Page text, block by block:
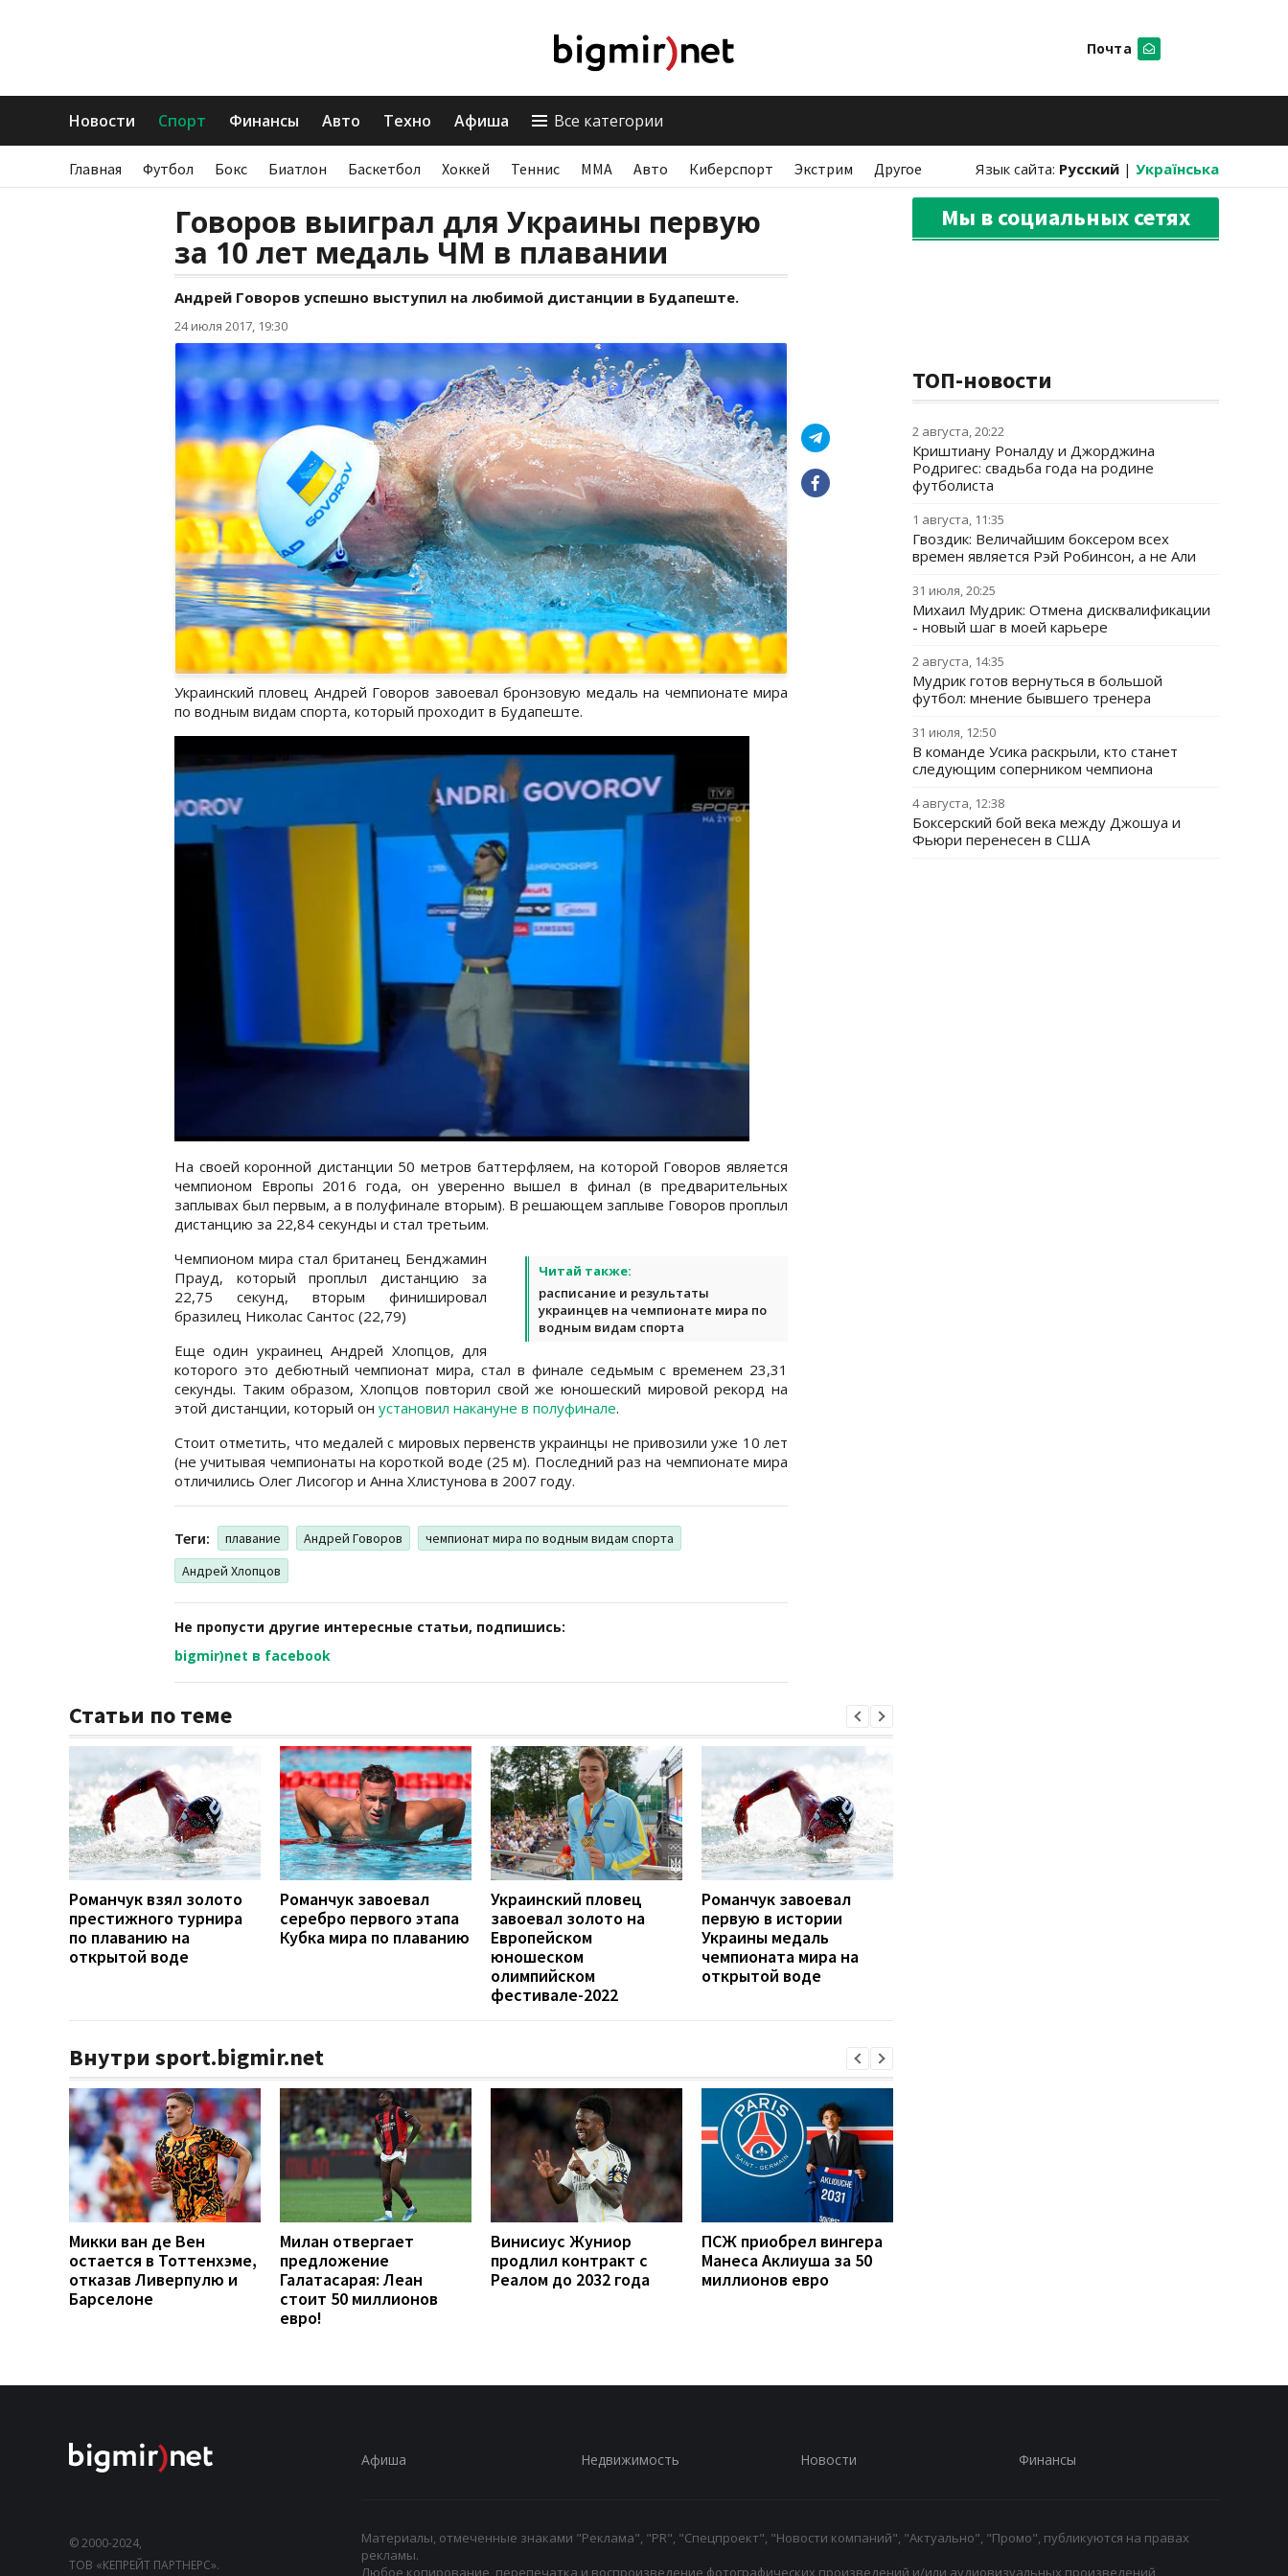
Почта
Новости Спорт Финансы Авто Техно Афиша Все категории
Главная Футбол Бокс Биатлон Баскетбол Хоккей Теннис ММА Авто Киберспорт Экстрим Другое Язык сайта: Русский | Українська
Говоров выиграл для Украины первую
за 10 лет медаль ЧМ в плавании
Андрей Говоров успешно выступил на любимой дистанции в Будапеште.
24 июля 2017, 19:30
Украинский пловец Андрей Говоров завоевал бронзовую медаль на чемпионате мира
по водным видам спорта, который проходит в Будапеште.
На своей коронной дистанции 50 метров баттерфляем, на которой Говоров является
чемпионом Европы 2016 года, он уверенно вышел в финал (в предварительных
заплывах был первым, а в полуфинале вторым). В решающем заплыве Говоров проплыл
дистанцию за 22,84 секунды и стал третьим.
Читай также:
расписание и результаты
украинцев на чемпионате мира по
водным видам спорта
Чемпионом мира стал британец Бенджамин
Прауд, который проплыл дистанцию за
22,75 секунд, вторым финишировал
бразилец Николас Сантос (22,79)
Еще один украинец Андрей Хлопцов, для
которого это дебютный чемпионат мира, стал в финале седьмым с временем 23,31
секунды. Таким образом, Хлопцов повторил свой же юношеский мировой рекорд на
этой дистанции, который он установил накануне в полуфинале.
Стоит отметить, что медалей с мировых первенств украинцы не привозили уже 10 лет
(не учитывая чемпионаты на короткой воде (25 м). Последний раз на чемпионате мира
отличились Олег Лисогор и Анна Хлистунова в 2007 году.
Теги: плавание Андрей Говоров
чемпионат мира по водным видам спорта
Андрей Хлопцов
Не пропусти другие интересные статьи, подпишись:
bigmir)net в facebook
Статьи по теме
Романчук взял золото
престижного турнира
по плаванию на
открытой воде
Романчук завоевал
серебро первого этапа
Кубка мира по плаванию
Украинский пловец
завоевал золото на
Европейском
юношеском
олимпийском
фестивале-2022
Романчук завоевал
первую в истории
Украины медаль
чемпионата мира на
открытой воде
Внутри sport.bigmir.net
Микки ван де Вен
остается в Тоттенхэме,
отказав Ливерпулю и
Барселоне
Милан отвергает
предложение
Галатасарая: Леан
стоит 50 миллионов
евро!
Винисиус Жуниор
продлил контракт с
Реалом до 2032 года
ПСЖ приобрел вингера
Манеса Аклиуша за 50
миллионов евро
Мы в социальных сетях
ТОП-новости
2 августа, 20:22
Криштиану Роналду и Джорджина
Родригес: свадьба года на родине
футболиста
1 августа, 11:35
Гвоздик: Величайшим боксером всех
времен является Рэй Робинсон, а не Али
31 июля, 20:25
Михаил Мудрик: Отмена дисквалификации
- новый шаг в моей карьере
2 августа, 14:35
Мудрик готов вернуться в большой
футбол: мнение бывшего тренера
31 июля, 12:50
В команде Усика раскрыли, кто станет
следующим соперником чемпиона
4 августа, 12:38
Боксерский бой века между Джошуа и
Фьюри перенесен в США
© 2000-2024,
ТОВ «КЕПРЕЙТ ПАРТНЕРС».
Афиша Недвижимость Новости Финансы
Материалы, отмеченные знаками "Реклама", "PR", "Спецпроект", "Новости компаний", "Актуально", "Промо", публикуются на правах
рекламы.
Любое копирование, перепечатка и воспроизведение фотографических произведений и/или аудиовизуальных произведений